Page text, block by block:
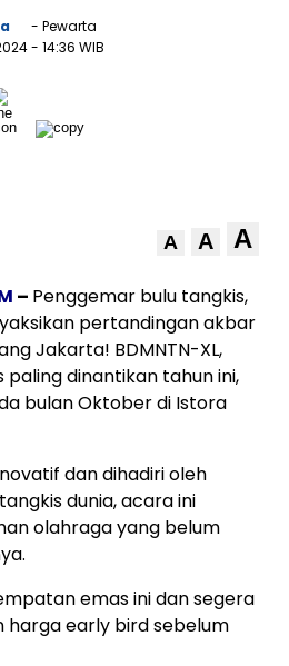
- Pewarta
- 14:36 WIB
A A A
– Penggemar bulu tangkis,
pertandingan akbar
Jakarta! BDMNTN-XL,
dinantikan tahun ini,
bulan Oktober di Istora
dan dihadiri oleh
dunia, acara ini
olahraga yang belum
emas ini dan segera
harga early bird sebelum